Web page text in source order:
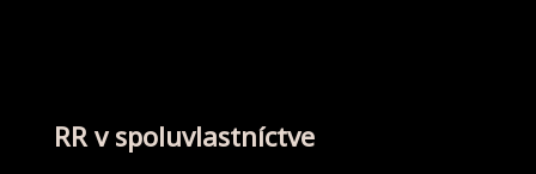
RR v spoluvlastníctve